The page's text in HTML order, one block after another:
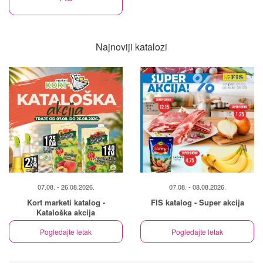
Najnoviji katalozi
07.08. - 26.08.2026.
Kort marketi katalog -
Kataloška akcija
Pogledajte letak
07.08. - 08.08.2026.
FIS katalog - Super akcija
Pogledajte letak